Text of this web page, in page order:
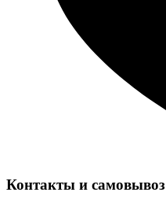
Контакты и самовывоз